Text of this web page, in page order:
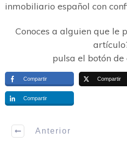
inmobiliario español con
Conoces a alguien que le
pulsa el botón
Compartir Compartir
Compartir
Anterior